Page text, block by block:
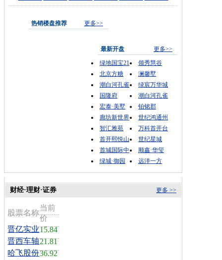
热销楼盘推荐 更多>>
最新开盘
更多>>
绿地国宝21
领秀慧谷
北京方糖
澜馨墅
潮白河孔雀
绿宸万华城
国隆府
潮白河孔雀
宏泰·美墅
铂铭郡
廊坊新世界
世纪鸿通州
智汇雅苑
万科首开台
首开熙悦山
世纪星城
首城国际中
顺鑫·华玺
绿城·御园
远洋一方
更多 >>
财经·理财·证券
股票名称
当前
价
晋亿实业15.84
晋西车轴21.81
哈飞股份36.92